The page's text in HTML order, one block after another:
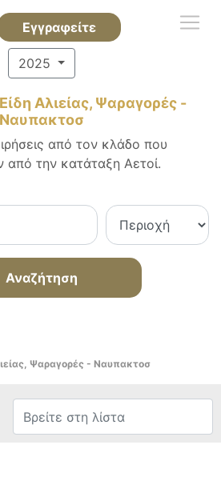
Εγγραφείτε
2025
Αλιείας, Ψαραγορές -
Ναυπακτοσ
από τον κλάδο που
από την κατάταξη Αετοί.
Αναζήτηση
Ψαραγορές - Ναυπακτοσ